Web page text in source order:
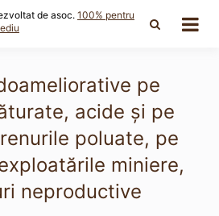
de asoc. 100% pentru
pe
acide şi pe
poluate, pe
miniere,
neproductive